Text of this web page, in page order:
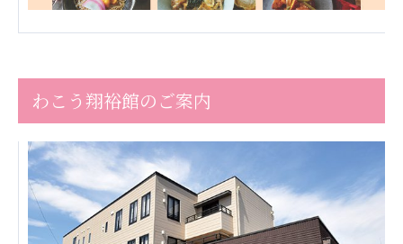
ーツクラブ
その他
Mediclude 株式会社アジアメデカ元気事業団
株式会社フラワーコミュニティ放送
Medicare Lead Japan
株式会社日本医科学研究所
わこう翔裕館のご案内